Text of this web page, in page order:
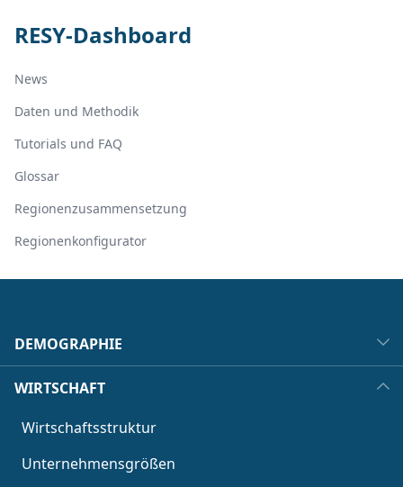
RESY-Dashboard
News
Daten und Methodik
Tutorials und FAQ
Glossar
Regionenzusammensetzung
Regionenkonfigurator
DEMOGRAPHIE
WIRTSCHAFT
Wirtschaftsstruktur
Unternehmensgrößen